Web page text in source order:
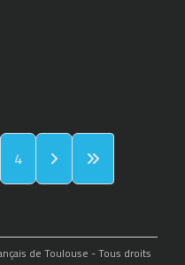
4
de Toulouse - Tous droits